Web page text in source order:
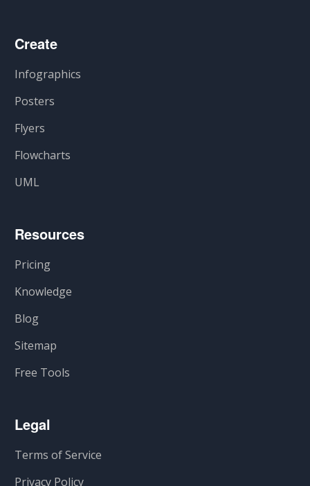
Create
Infographics
Posters
Flyers
Flowcharts
UML
Resources
Pricing
Knowledge
Blog
Sitemap
Free Tools
Legal
Terms of Service
Privacy Policy